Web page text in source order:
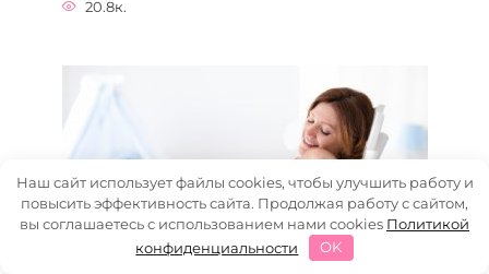
20.8к.
Наш сайт использует файлы cookies, чтобы улучшить работу и
повысить эффективность сайта. Продолжая работу с сайтом,
вы соглашаетесь с использованием нами cookies Политикой
конфиденциальности
OK